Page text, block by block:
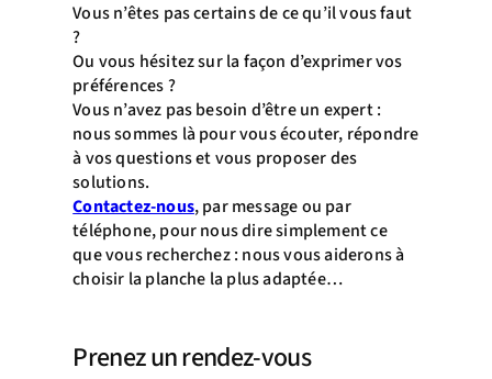
Vous n’êtes pas certains de ce qu’il vous faut
?
Ou vous hésitez sur la façon d’exprimer vos
préférences ?
Vous n’avez pas besoin d’être un expert :
nous sommes là pour vous écouter, répondre
à vos questions et vous proposer des
solutions.
Contactez-nous, par message ou par
téléphone, pour nous dire simplement ce
que vous recherchez : nous vous aiderons à
choisir la planche la plus adaptée…
Prenez un rendez-vous